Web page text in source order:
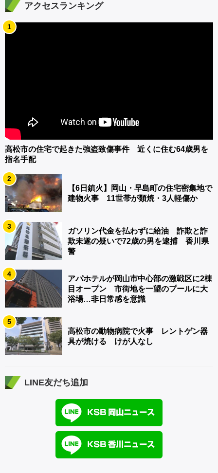
アクセスランキング
1
高松市の住宅で起きた強盗致傷事件 近くに住む64歳男を
指名手配
2
【6日鎮火】岡山・早島町の住宅密集地で
建物火事 11世帯が類焼・3人軽傷か
3
ガソリン代金を払わずに給油 詐欺と詐
欺未遂の疑いで72歳の男を逮捕 香川県
警
4
アパホテルが岡山市中心部の激戦区に2棟
目オープン 市街地を一望のプールに大
浴場…非日常感を意識
5
高松市の動物病院で火事 レントゲン器
具が焼ける けが人なし
LINE友だち追加